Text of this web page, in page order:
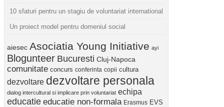
10 sfaturi pentru un stagiu de voluntariat international
Un proiect model pentru domeniul social
aiesec Asociatia Young Initiative ayi
Blogunteer Bucuresti Cluj-Napoca
comunitate concurs conferinta copii cultura
dezvoltare dezvoltare personala
dialog intercultural si implicare prin voluntariat echipa
educatie educatie non-formala Erasmus EVS